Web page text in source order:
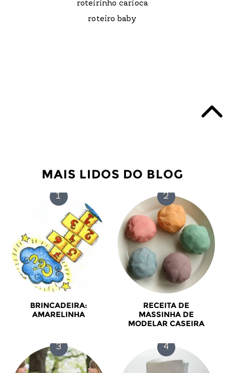
roteirinho carioca
roteiro baby
MAIS LIDOS DO BLOG
BRINCADEIRA:
AMARELINHA
RECEITA DE
MASSINHA DE
MODELAR CASEIRA